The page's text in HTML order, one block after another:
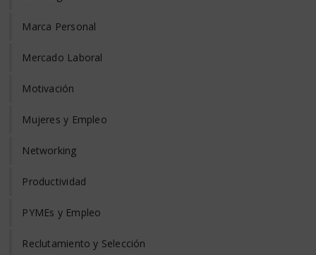
Marca Personal
Mercado Laboral
Motivación
Mujeres y Empleo
Networking
Productividad
PYMEs y Empleo
Reclutamiento y Selección